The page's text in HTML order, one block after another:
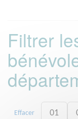
Filtrer
Effacer 01